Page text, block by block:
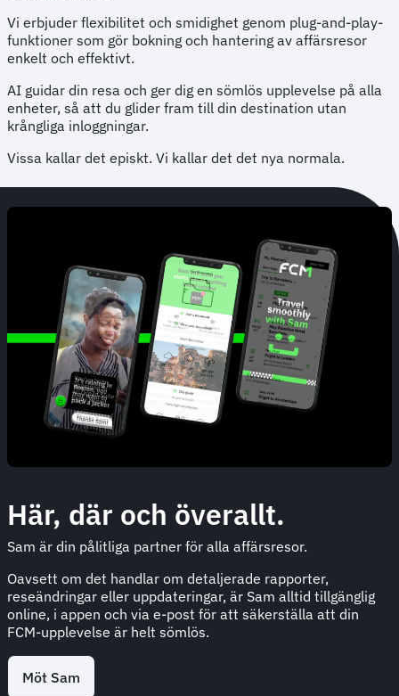
Vi erbjuder flexibilitet och smidighet genom plug-and-play-
funktioner som gör bokning och hantering av affärsresor
enkelt och effektivt.
AI guidar din resa och ger dig en sömlös upplevelse på alla
enheter, så att du glider fram till din destination utan
krångliga inloggningar.
Vissa kallar det episkt. Vi kallar det det nya normala.
Animated
Här, där och överallt.
Sam är din pålitliga partner för alla affärsresor.
Oavsett om det handlar om detaljerade rapporter,
reseändringar eller uppdateringar, är Sam alltid tillgänglig
online, i appen och via e-post för att säkerställa att din
FCM-upplevelse är helt sömlös.
Möt Sam